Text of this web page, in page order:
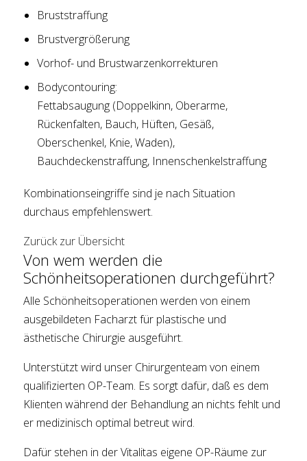
Bruststraffung
Brustvergrößerung
Vorhof- und Brustwarzenkorrekturen
Bodycontouring:
Fettabsaugung (Doppelkinn, Oberarme,
Rückenfalten, Bauch, Hüften, Gesäß,
Oberschenkel, Knie, Waden),
Bauchdeckenstraffung, Innenschenkelstraffung
Kombinationseingriffe sind je nach Situation
durchaus empfehlenswert.
Zurück zur Übersicht
Von wem werden die
Schönheitsoperationen durchgeführt?
Alle Schönheitsoperationen werden von einem
ausgebildeten Facharzt für plastische und
ästhetische Chirurgie ausgeführt.
Unterstützt wird unser Chirurgenteam von einem
qualifizierten OP-Team. Es sorgt dafür, daß es dem
Klienten während der Behandlung an nichts fehlt und
er medizinisch optimal betreut wird.
Dafür stehen in der Vitalitas eigene OP-Räume zur